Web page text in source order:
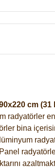
cm
radyatörler
bina